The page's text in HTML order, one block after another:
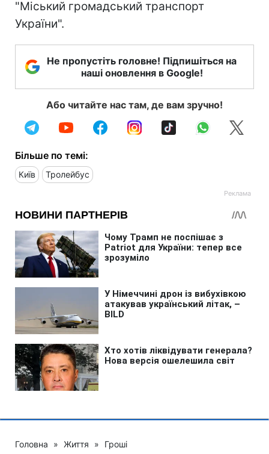
"Міський громадський транспорт
України".
Не пропустіть головне! Підпишіться на
наші оновлення в Google!
Або читайте нас там, де вам зручно!
Більше по темі:
Київ Тролейбус
Головна » Життя » Гроші